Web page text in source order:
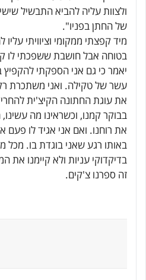
ולצוות עליה להביא התבשיל
של החתן בפניו".
מיד קפצתי ממקומי וציוויתי
בטוחה אבל חושבת ששפכתי לו
יאמר כי גם אני הספקתי להקפיץ
עשר של טקילה. ואני משתכרת
את עוגת החתונה הקיצ'ית
בבוקר קמנו, וכשראינו מה
את רוחנו. ואם אני אגיד לו פעם
באותו רגע שאני בוגדת בו. מכל
בדיקדוקי עניות ולא קיימנו את
זה ספרנו צ'קים.